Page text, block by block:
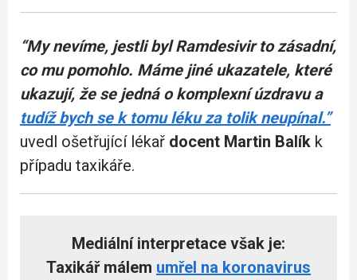
“My nevíme, jestli byl Ramdesivir to zásadní,
co mu pomohlo. Máme jiné ukazatele, které
ukazují, že se jedná o komplexní úzdravu a
tudíž bych se k tomu léku za tolik neupínal.”
uvedl ošetřující lékař docent Martin Balík k
případu taxikáře.
Mediální interpretace však je:
Taxikář málem umřel na koronavirus